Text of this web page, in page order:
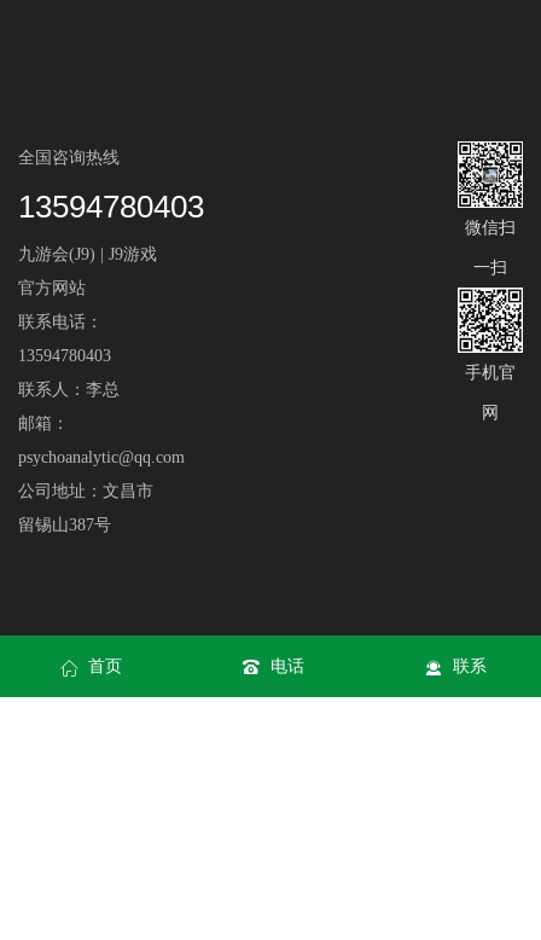
全国咨询热线
13594780403
九游会(J9) | J9游戏
官方网站
联系电话：
13594780403
联系人：李总
邮箱：
psychoanalytic@qq.com
公司地址：文昌市
留锡山387号
微信扫
一扫
手机官
网
首页 电话 联系